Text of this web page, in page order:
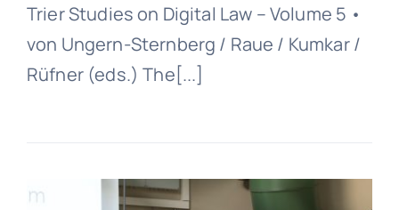
Trier Studies on Digital Law – Volume 5 •
von Ungern-Sternberg / Raue / Kumkar /
Rüfner (eds.) The[...]